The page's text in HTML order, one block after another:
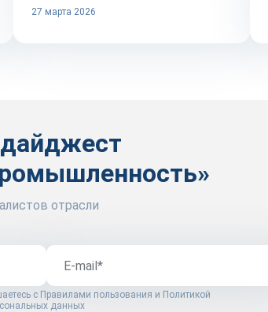
27 марта 2026
отрасли
с Правилами пользования и Политикой
данных